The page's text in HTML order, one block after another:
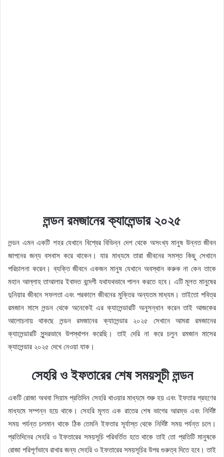
লন্ডন রমজানের ক্যালেন্ডার ২০২৫
লন্ডন এমন একটি শহর যেখানে বিশ্বের বিভিন্ন দেশ থেকে অসংখ্য মানুষ উন্নত জীবন
জাপনের জন্য বসবাস করে থাকেন। যার মাধ্যমে তারা জীবনের সমস্ত কিছু সেখানে
পরিচালনা করেন। ব্যক্তি জীবনে একজন মানুষ যেখানে অবস্থান করুক না কেন তাকে
মহান আল্লাহ তাআলার ইবাদত বন্দেগী যথাযথভাবে পালন করতে হবে। এটি মূলত মানুষের
দুনিয়ার জীবনে সফলতা এবং পরকালে জীবনের মুক্তির অন্যতম মাধ্যম। তাইতো পবিত্র
রমজান মাসে লন্ডন থেকে অনেকেই এর ক্যালেন্ডারটি অনুসন্ধান করেন তাই আজকের
আলোচনায় থাকছে লন্ডন রমজানের ক্যালেন্ডার ২০২৫ সেখানে আমরা রমজানের
ক্যালেন্ডারটি সুন্দরভাবে উপস্থাপন করেছি। তাই দেরি না করে চলুন রমজান মাসের
ক্যালেন্ডার ২০২৫ দেখে নেওয়া যাক।
সেহরি ও ইফতারের শেষ সময়সূচী লন্ডন
একটি রোজা অথবা সিয়াম প্রতিদিন সেহরি খাওয়ার মাধ্যমে শুরু হয় এবং ইফতার গ্রহণের
মাধ্যমে সম্পন্ন হয়ে থাকে। সেহরি মূলত এক রাতের শেষ ভাগের আরম্ভ এবং নির্দিষ্ট
সময় পর্যন্ত চলমান থাকে ঠিক তেমনি ইফতার সূর্যাস্ত থেকে নির্দিষ্ট সময় পর্যন্ত চলে।
প্রতিদিনের সেহরি ও ইফতারের সময়সূচি পরিবর্তিত হতে থাকে তাই তো প্রতিটি মানুষকে
রোজা পরিপূর্ণভাবে রাখার জন্য সেহরি ও ইফতারের সময়সূচির উপর গুরুত্ব দিতে হবে। তাই